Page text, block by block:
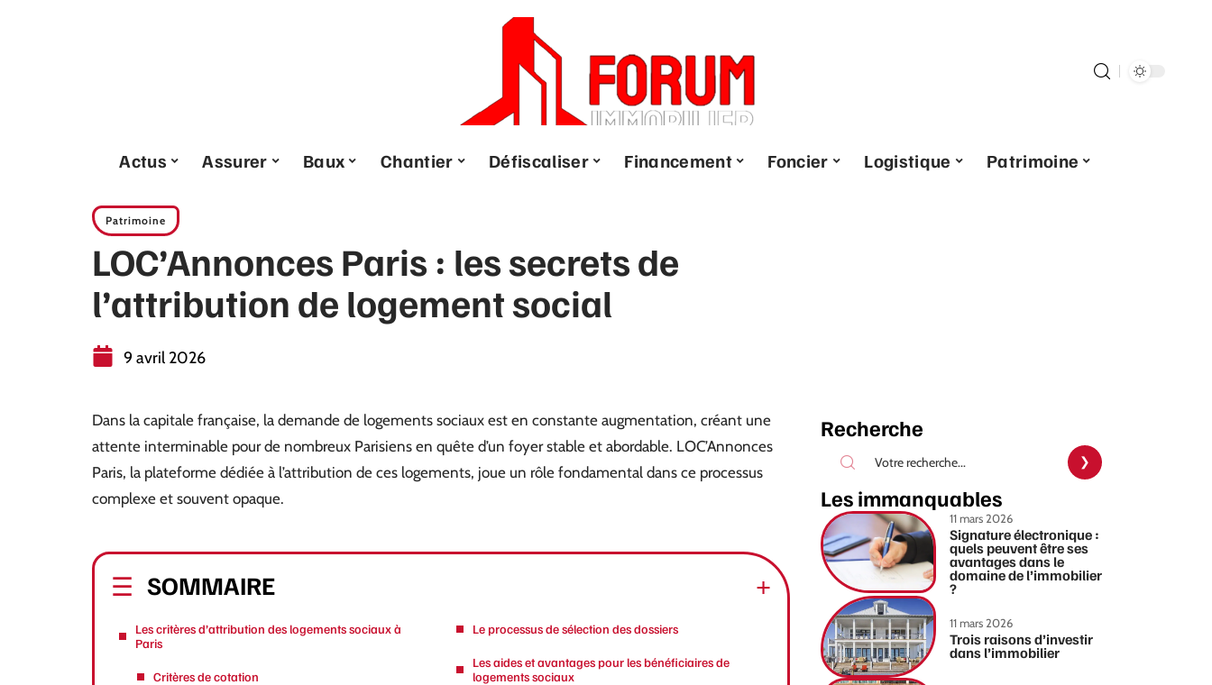
Actus Assurer Baux Chantier Défiscaliser Financement Foncier Logistique Patrimoine
Patrimoine
LOC’Annonces Paris : les secrets de
l’attribution de logement social
9 avril 2026
Dans la capitale française, la demande de logements sociaux est en constante augmentation, créant une
attente interminable pour de nombreux Parisiens en quête d’un foyer stable et abordable. LOC’Annonces
Paris, la plateforme dédiée à l’attribution de ces logements, joue un rôle fondamental dans ce processus
complexe et souvent opaque.
SOMMAIRE
Les critères d’attribution des logements sociaux à
Paris
Critères de cotation
Le processus de sélection des dossiers
Les aides et avantages pour les bénéficiaires de
logements sociaux
Recherche
Les immanquables
11 mars 2026
Signature électronique :
quels peuvent être ses
avantages dans le
domaine de l’immobilier
?
11 mars 2026
Trois raisons d’investir
dans l’immobilier